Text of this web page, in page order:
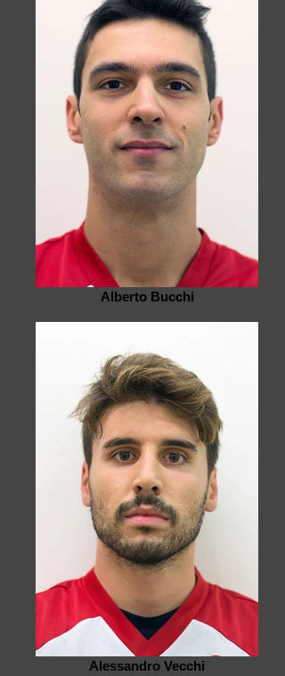
Alberto Bucchi
Alessandro Vecchi